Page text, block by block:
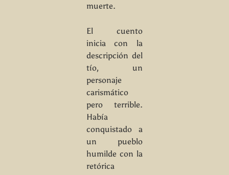
muerte.
El cuento
inicia con la
descripción del
tío, un
personaje
carismático
pero terrible.
Había
conquistado a
un pueblo
humilde con la
retórica